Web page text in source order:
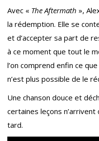
Avec « The Aftermath »,
la rédemption. Elle se
et d’accepter sa part de
à ce moment que tout le
l’on comprend enfin ce
n’est plus possible de le
Une chanson douce et
certaines leçons n’arrivent
tard.